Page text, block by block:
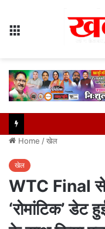
Home /खेल
खेल
WTC Final से
‘रोमांटिक’